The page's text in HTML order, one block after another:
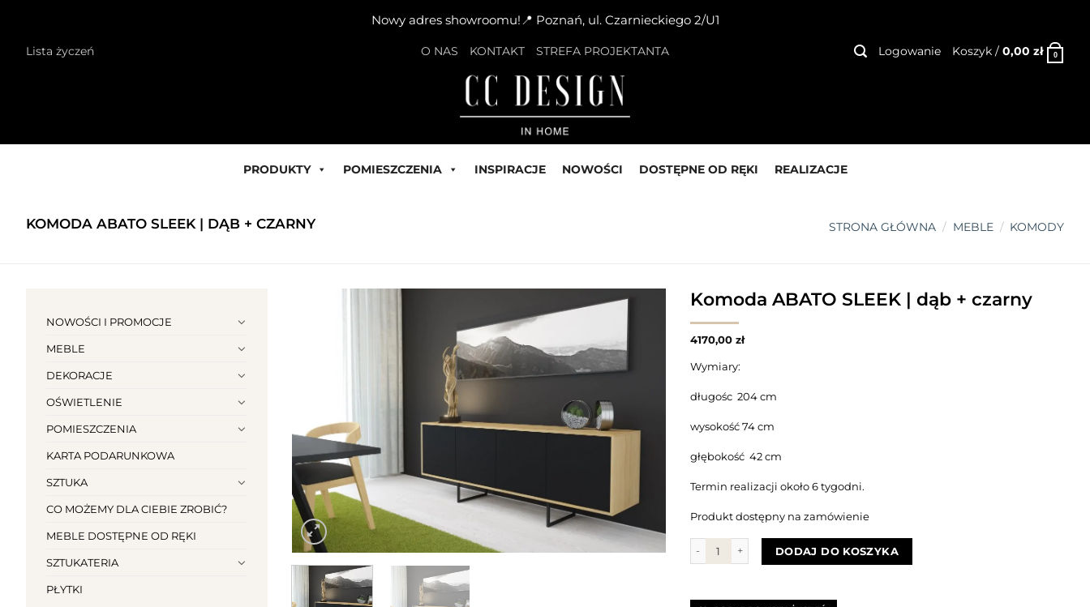
Nowy adres showroomu!📍 Poznań, ul. Czarnieckiego 2/U1
Lista życzeń O NAS KONTAKT STREFA PROJEKTANTA Logowanie Koszyk / 0,00 zł 0
PRODUKTY POMIESZCZENIA INSPIRACJE NOWOŚCI DOSTĘPNE OD RĘKI REALIZACJE
KOMODA ABATO SLEEK | DĄB + CZARNY STRONA GŁÓWNA / MEBLE / KOMODY
NOWOŚCI I PROMOCJE
MEBLE
DEKORACJE
OŚWIETLENIE
POMIESZCZENIA
KARTA PODARUNKOWA
SZTUKA
CO MOŻEMY DLA CIEBIE ZROBIĆ?
MEBLE DOSTĘPNE OD RĘKI
SZTUKATERIA
PŁYTKI
Komoda ABATO SLEEK | dąb + czarny
4170,00 zł
Wymiary:
długośc 204 cm
wysokość 74 cm
głębokość 42 cm
Termin realizacji około 6 tygodni.
Produkt dostępny na zamówienie
ilość Komoda ABATO SLEEK | dąb + czarny
DODAJ DO KOSZYKA